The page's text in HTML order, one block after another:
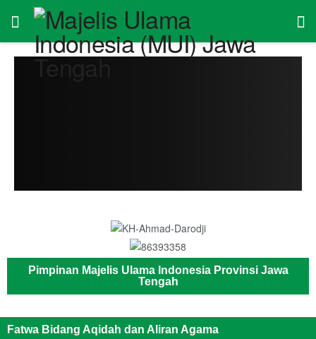
Pimpinan Majelis Ulama Indonesia Provinsi Jawa
Tengah
Fatwa Bidang Aqidah dan Aliran Agama